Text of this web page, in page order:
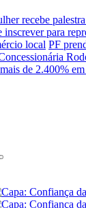
recebe
inscrever para
local PF
de 2.400%